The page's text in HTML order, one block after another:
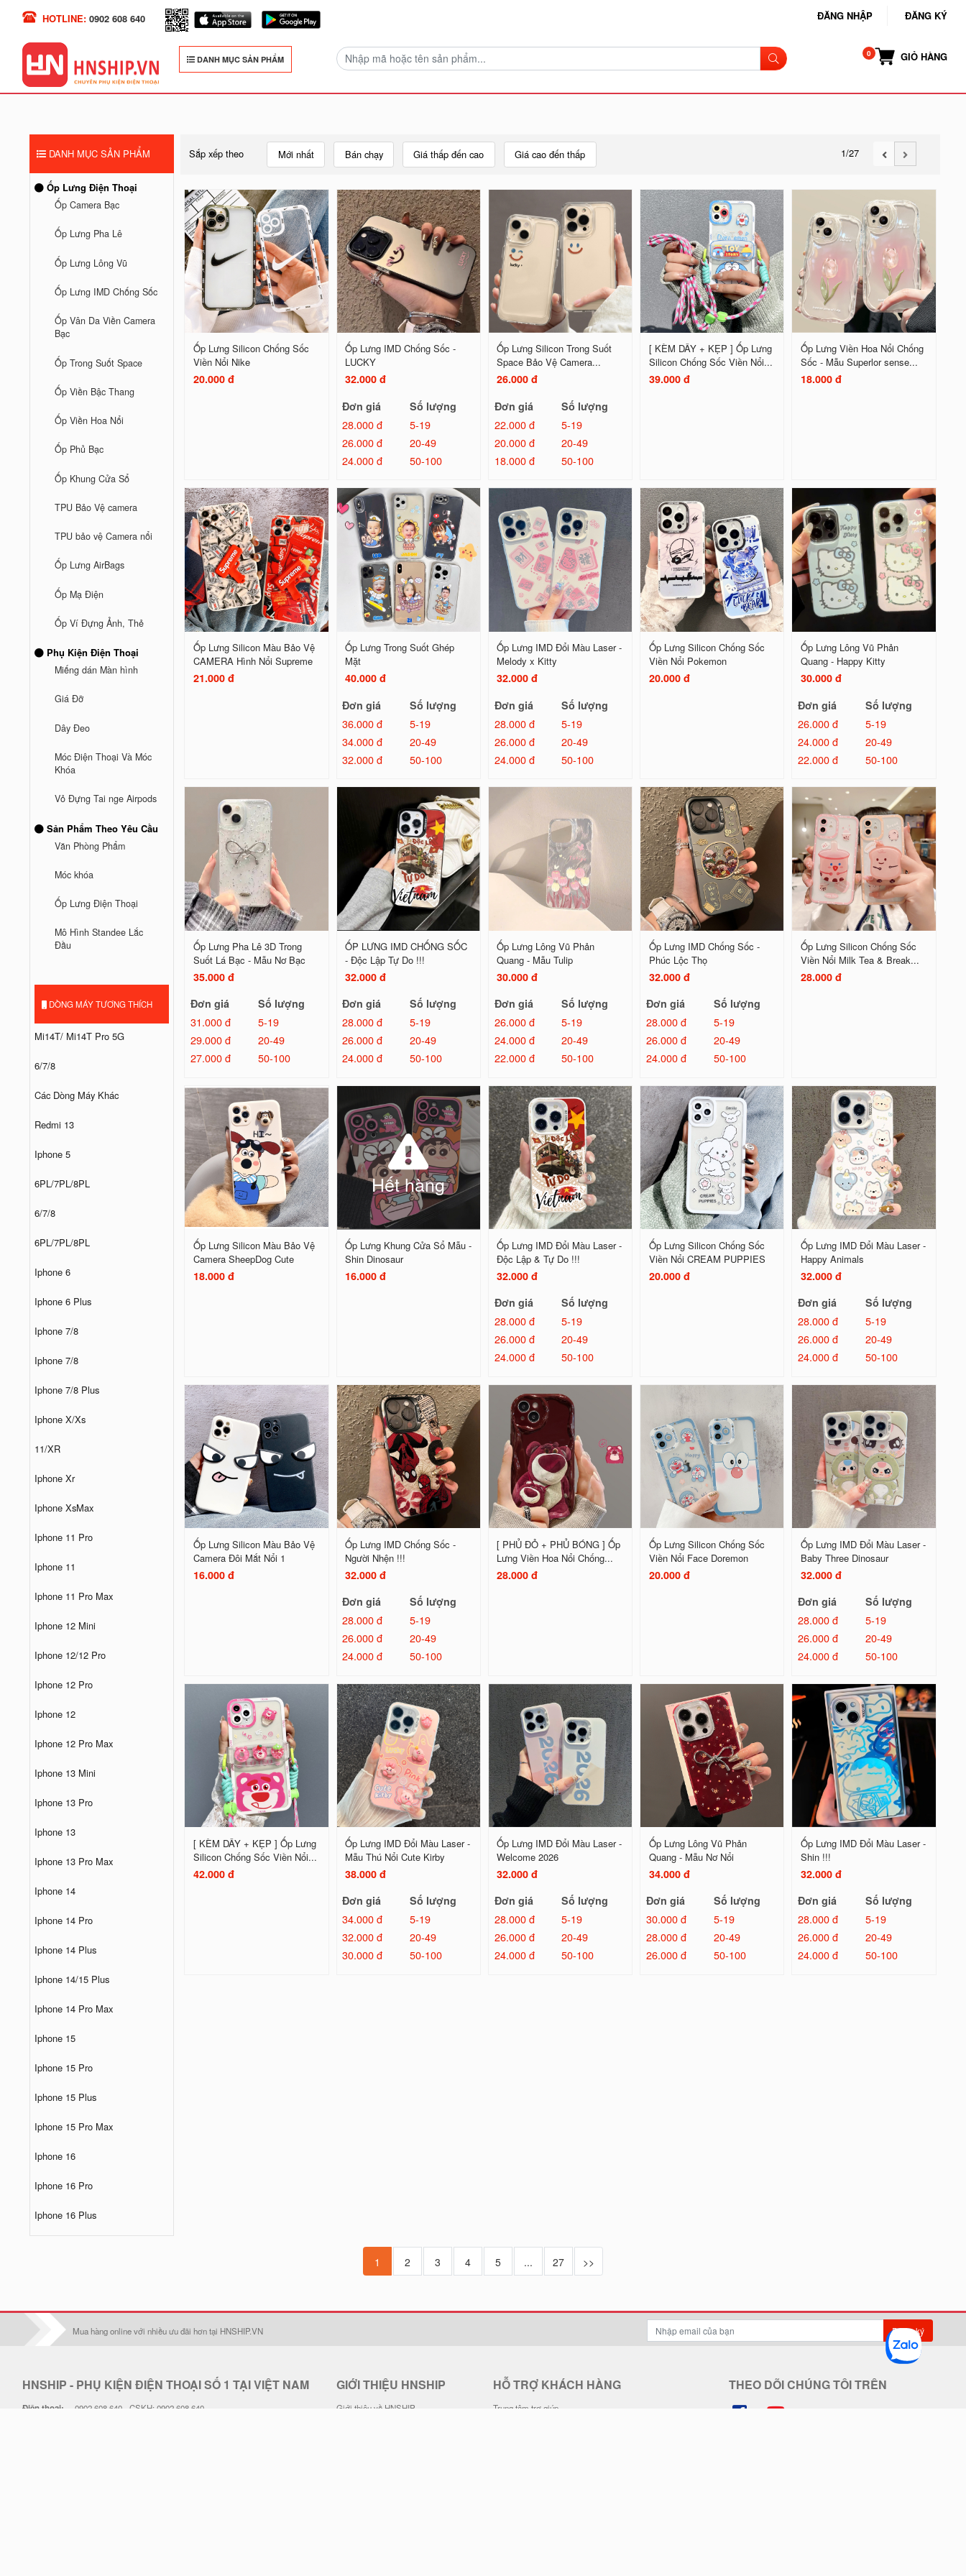
HOTLINE: 0902 608 640 ĐĂNG NHẬP ĐĂNG KÝ
DANH MỤC SẢN PHẨM GIỎ HÀNG
DANH MỤC SẢN PHẨM
Ốp Lưng Điện Thoại
Ốp Camera Bạc
Ốp Lưng Pha Lê
Ốp Lưng Lông Vũ
Ốp Lưng IMD Chống Sốc
Ốp Vân Da Viền Camera
Bạc
Ốp Trong Suốt Space
Ốp Viền Bậc Thang
Ốp Viền Hoa Nổi
Ốp Phủ Bạc
Ốp Khung Cửa Sổ
TPU Bảo Vệ camera
TPU bảo vệ Camera nổi
Ốp Lưng AirBags
Ốp Mạ Điện
Ốp Ví Đựng Ảnh, Thẻ
Phụ Kiện Điện Thoại
Miếng dán Màn hình
Giá Đỡ
Dây Đeo
Móc Điện Thoại Và Móc
Khóa
Vỏ Đựng Tai nge Airpods
Sản Phẩm Theo Yêu Cầu
Văn Phòng Phẩm
Móc khóa
Ốp Lưng Điện Thoại
Mô Hình Standee Lắc
Đầu
DÒNG MÁY TƯƠNG THÍCH
Mi14T/ Mi14T Pro 5G
6/7/8
Các Dòng Máy Khác
Redmi 13
Iphone 5
6PL/7PL/8PL
6/7/8
6PL/7PL/8PL
Iphone 6
Iphone 6 Plus
Iphone 7/8
Iphone 7/8
Iphone 7/8 Plus
Iphone X/Xs
11/XR
Iphone Xr
Iphone XsMax
Iphone 11 Pro
Iphone 11
Iphone 11 Pro Max
Iphone 12 Mini
Iphone 12/12 Pro
Iphone 12 Pro
Iphone 12
Iphone 12 Pro Max
Iphone 13 Mini
Iphone 13 Pro
Iphone 13
Iphone 13 Pro Max
Iphone 14
Iphone 14 Pro
Iphone 14 Plus
Iphone 14/15 Plus
Iphone 14 Pro Max
Iphone 15
Iphone 15 Pro
Iphone 15 Plus
Iphone 15 Pro Max
Iphone 16
Iphone 16 Pro
Iphone 16 Plus
Iphone 17 Air
Oppo F1S/A59
Sắp xếp theo Mới nhất Bán chạy Giá thấp đến cao Giá cao đến thấp 1/27
Ốp Lưng Silicon Chống Sốc
Viền Nổi Nike
20.000 đ
Ốp Lưng IMD Chống Sốc -
LUCKY
32.000 đ
Đơn giá
Số lượng
28.000 đ
5-19
26.000 đ
20-49
24.000 đ
50-100
Ốp Lưng Silicon Trong Suốt
Space Bảo Vệ Camera...
26.000 đ
Đơn giá
Số lượng
22.000 đ
5-19
20.000 đ
20-49
18.000 đ
50-100
[ KÈM DÂY + KẸP ] Ốp Lưng
Silicon Chống Sốc Viền Nổi...
39.000 đ
Ốp Lưng Viền Hoa Nổi Chống
Sốc - Mẫu Superlor sense...
18.000 đ
Ốp Lưng Silicon Màu Bảo Vệ
CAMERA Hình Nổi Supreme
21.000 đ
Ốp Lưng Trong Suốt Ghép
Mặt
40.000 đ
Đơn giá
Số lượng
36.000 đ
5-19
34.000 đ
20-49
32.000 đ
50-100
Ốp Lưng IMD Đổi Màu Laser -
Melody x Kitty
32.000 đ
Đơn giá
Số lượng
28.000 đ
5-19
26.000 đ
20-49
24.000 đ
50-100
Ốp Lưng Silicon Chống Sốc
Viền Nổi Pokemon
20.000 đ
Ốp Lưng Lông Vũ Phản
Quang - Happy Kitty
30.000 đ
Đơn giá
Số lượng
26.000 đ
5-19
24.000 đ
20-49
22.000 đ
50-100
Ốp Lưng Pha Lê 3D Trong
Suốt Lá Bạc - Mẫu Nơ Bạc
35.000 đ
Đơn giá
Số lượng
31.000 đ
5-19
29.000 đ
20-49
27.000 đ
50-100
ỐP LƯNG IMD CHỐNG SỐC
- Độc Lập Tự Do !!!
32.000 đ
Đơn giá
Số lượng
28.000 đ
5-19
26.000 đ
20-49
24.000 đ
50-100
Ốp Lưng Lông Vũ Phản
Quang - Mẫu Tulip
30.000 đ
Đơn giá
Số lượng
26.000 đ
5-19
24.000 đ
20-49
22.000 đ
50-100
Ốp Lưng IMD Chống Sốc -
Phúc Lộc Thọ
32.000 đ
Đơn giá
Số lượng
28.000 đ
5-19
26.000 đ
20-49
24.000 đ
50-100
Ốp Lưng Silicon Chống Sốc
Viền Nổi Milk Tea & Break...
28.000 đ
Ốp Lưng Silicon Màu Bảo Vệ
Camera SheepDog Cute
18.000 đ
Hết hàng
Ốp Lưng Khung Cửa Sổ Mẫu -
Shin Dinosaur
16.000 đ
Ốp Lưng IMD Đổi Màu Laser -
Độc Lập & Tự Do !!!
32.000 đ
Đơn giá
Số lượng
28.000 đ
5-19
26.000 đ
20-49
24.000 đ
50-100
Ốp Lưng Silicon Chống Sốc
Viền Nổi CREAM PUPPIES
20.000 đ
Ốp Lưng IMD Đổi Màu Laser -
Happy Animals
32.000 đ
Đơn giá
Số lượng
28.000 đ
5-19
26.000 đ
20-49
24.000 đ
50-100
Ốp Lưng Silicon Màu Bảo Vệ
Camera Đôi Mắt Nổi 1
16.000 đ
Ốp Lưng IMD Chống Sốc -
Người Nhện !!!
32.000 đ
Đơn giá
Số lượng
28.000 đ
5-19
26.000 đ
20-49
24.000 đ
50-100
[ PHỦ ĐỎ + PHỦ BÓNG ] Ốp
Lưng Viền Hoa Nổi Chống...
28.000 đ
Ốp Lưng Silicon Chống Sốc
Viền Nổi Face Doremon
20.000 đ
Ốp Lưng IMD Đổi Màu Laser -
Baby Three Dinosaur
32.000 đ
Đơn giá
Số lượng
28.000 đ
5-19
26.000 đ
20-49
24.000 đ
50-100
[ KÈM DÂY + KẸP ] Ốp Lưng
Silicon Chống Sốc Viền Nổi...
42.000 đ
Ốp Lưng IMD Đổi Màu Laser -
Mẫu Thú Nổi Cute Kirby
38.000 đ
Đơn giá
Số lượng
34.000 đ
5-19
32.000 đ
20-49
30.000 đ
50-100
Ốp Lưng IMD Đổi Màu Laser -
Welcome 2026
32.000 đ
Đơn giá
Số lượng
28.000 đ
5-19
26.000 đ
20-49
24.000 đ
50-100
Ốp Lưng Lông Vũ Phản
Quang - Mẫu Nơ Nổi
34.000 đ
Đơn giá
Số lượng
30.000 đ
5-19
28.000 đ
20-49
26.000 đ
50-100
Ốp Lưng IMD Đổi Màu Laser -
Shin !!!
32.000 đ
Đơn giá
Số lượng
28.000 đ
5-19
26.000 đ
20-49
24.000 đ
50-100
1 2 3 4 5 ... 27 >>
Mua hàng online với nhiều ưu đãi hơn tại HNSHIP.VN Đăng ký
HNSHIP - PHỤ KIỆN ĐIỆN THOẠI SỐ 1 TẠI VIỆT NAM
Điện thoại: 0902 608 640 - CSKH: 0902 608 640
GIỚI THIỆU HNSHIP
Giới thiệu về HNSHIP
HỖ TRỢ KHÁCH HÀNG
Trung tâm trợ giúp
THEO DÕI CHÚNG TÔI TRÊN